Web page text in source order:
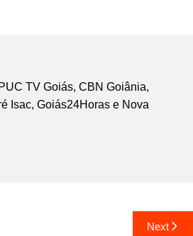
TV Goiás, CBN Goiânia,
Isac, Goiás24Horas e Nova
Next